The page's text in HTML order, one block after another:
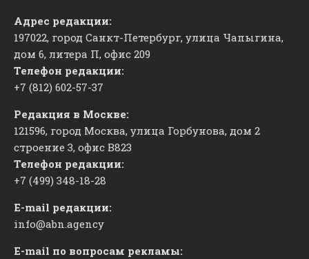
Адрес редакции:
197022, город Санкт-Петербург, улица Чапыгина,
дом 6, литера П, офис 209
Телефон редакции:
+7 (812) 602-57-37
Редакция в Москве:
121596, город Москва, улица Горбунова, дом 2
строение 3, офис ​В823
Телефон редакции:
+7 (499) 348-18-28
E-mail редакции:
info@abn.agency
E-mail по вопросам рекламы: